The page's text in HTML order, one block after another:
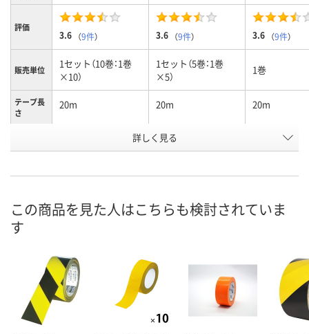
評価
3.6 （9件） 3.6 （9件） 3.6 （9件）
販売単位
1セット（10巻：1巻
×10）
1セット（5巻：1巻
×5）
1巻
テープ長
さ
20m 20m 20m
トラ柄
号
お届け日
数量
カゴへ
数量
カゴへ
数量
カ
詳しく見る
この商品を見た人はこちらも検討されていま
す